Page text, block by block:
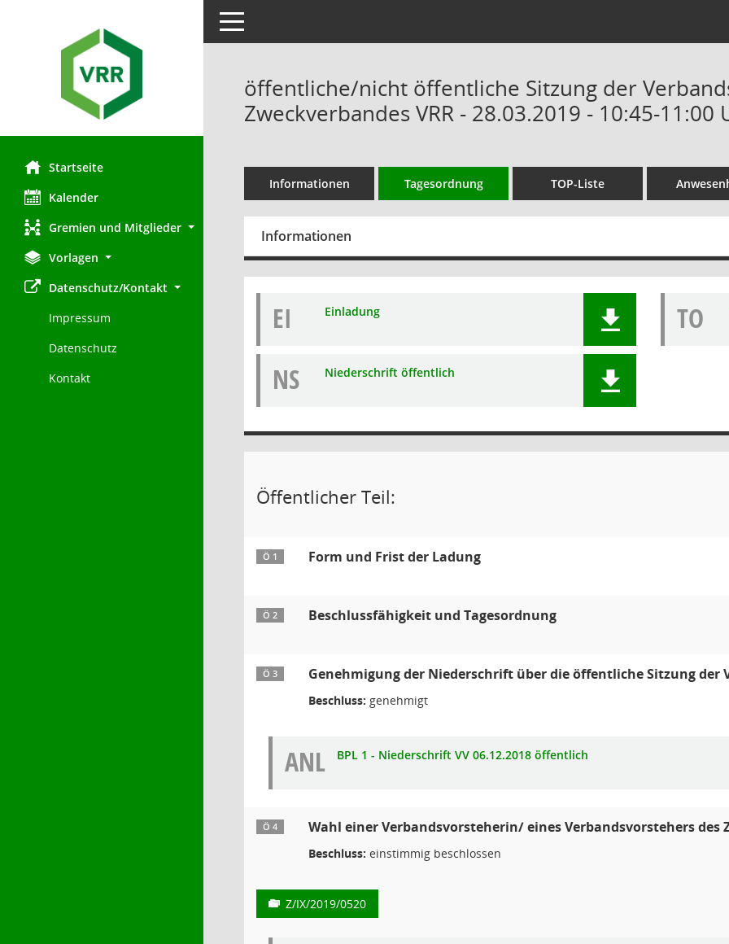
Startseite
Kalender
Gremien und Mitglieder
Vorlagen
Datenschutz/Kontakt
Impressum
Datenschutz
Kontakt
Toggle navigation
öffentliche/nicht öffentliche Sitzung der
Zweckverbandes VRR - 28.03.2019 - 10:45-11:00
Informationen Tagesordnung TOP-Liste
Informationen
EI Einladung TO
NS Niederschrift öffentlich
Öffentlicher Teil:
Ö 1 Form und Frist der Ladung
Ö 2 Beschlussfähigkeit und Tagesordnung
Ö 3 Genehmigung der Niederschrift über die öffentliche Sitzung der
Beschluss: genehmigt
ANL BPL 1 - Niederschrift VV 06.12.2018 öffentlich
Ö 4 Wahl einer Verbandsvorsteherin/ eines Verbandsvorstehers des
Beschluss: einstimmig beschlossen
Z/IX/2019/0520